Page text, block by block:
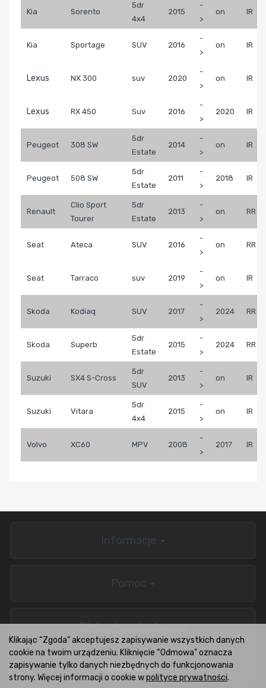
Kia Sorento
5dr
4x4
2015
-
>
on IR
Kia Sportage SUV 2016
-
>
on IR
Lexus NX 300 suv 2020
-
>
on IR
Lexus RX 450 Suv 2016
-
>
2020 IR
Peugeot 308 SW
5dr
Estate
2014
-
>
on IR
Peugeot 508 SW
5dr
Estate
2011
-
>
2018 IR
Renault
Clio Sport
Tourer
5dr
Estate
2013
-
>
on RR
Seat Ateca SUV 2016
-
>
on RR
Seat Tarraco suv 2019
-
>
on IR
Skoda Kodiaq SUV 2017
-
>
2024 RR
Skoda Superb
5dr
Estate
2015
-
>
2024 RR
Suzuki SX4 S-Cross
5dr
SUV
2013
-
>
on IR
Suzuki Vitara
5dr
4x4
2015
-
>
on IR
Volvo XC60 MPV 2008
-
>
2017 IR
Informacje
Pomoc
Płatności i dostawa
BOXCARS.PL
Klikając “Zgoda” akceptujesz zapisywanie wszystkich danych
cookie na twoim urządzeniu. Kliknięcie “Odmowa” oznacza
zapisywanie tylko danych niezbędnych do funkcjonowania
strony. Więcej informacji o cookie wpolityce prywatności.